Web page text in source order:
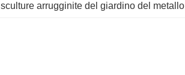
sculture arrugginite del giardino del metallo